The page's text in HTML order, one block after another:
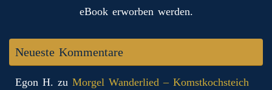
eBook erworben werden.
Neueste Kommentare
Egon H. zu Morgel Wanderlied – Komstkochsteich